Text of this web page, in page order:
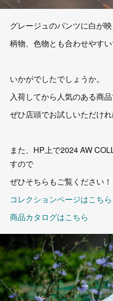
グレージュのパンツに白が映
柄物、色物とも合わせやすい
いかがでしたでしょうか。
入荷してから人気のある商品
ぜひ店頭でお試しいただけれ
また、HP上で2024 AW
すので
ぜひそちらもご覧ください！
コレクションページはこちら
商品カタログはこちら